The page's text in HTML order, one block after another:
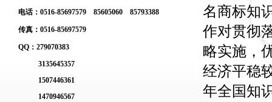
电话：0516-85697579 85605060 85793388
传真：0516-85697579
QQ：279070383
3135645357
1507446361
1470946567
名商标知
作对贯彻
略实施，
经济平稳
年全国知